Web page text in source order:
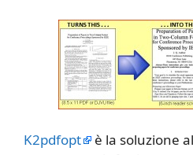
K2pdfopt
è la soluzione